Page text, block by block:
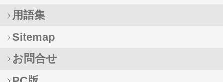
用語集
Sitemap
お問合せ